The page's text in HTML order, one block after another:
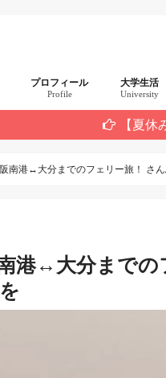
プロフィール
Profile
まず読んでほしい 厳選 10記事
大学生活
University
【夏
阪南港↔︎大分までのフェリー旅！ さ
南港↔︎大分まで